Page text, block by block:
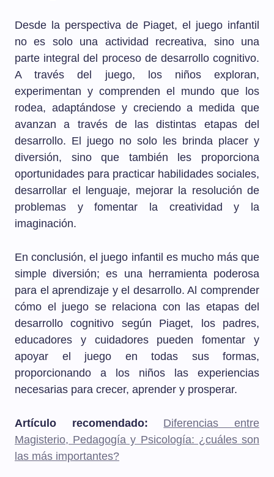
Desde la perspectiva de Piaget, el juego infantil
no es solo una actividad recreativa, sino una
parte integral del proceso de desarrollo cognitivo.
A través del juego, los niños exploran,
experimentan y comprenden el mundo que los
rodea, adaptándose y creciendo a medida que
avanzan a través de las distintas etapas del
desarrollo. El juego no solo les brinda placer y
diversión, sino que también les proporciona
oportunidades para practicar habilidades sociales,
desarrollar el lenguaje, mejorar la resolución de
problemas y fomentar la creatividad y la
imaginación.
En conclusión, el juego infantil es mucho más que
simple diversión; es una herramienta poderosa
para el aprendizaje y el desarrollo. Al comprender
cómo el juego se relaciona con las etapas del
desarrollo cognitivo según Piaget, los padres,
educadores y cuidadores pueden fomentar y
apoyar el juego en todas sus formas,
proporcionando a los niños las experiencias
necesarias para crecer, aprender y prosperar.
Artículo recomendado:
Diferencias entre
Magisterio, Pedagogía y Psicología: ¿cuáles son
las más importantes?